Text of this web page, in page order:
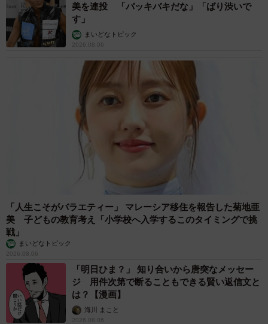
美を連投 「バッキバキだな」「ばり渋いで
す」
まいどなトピック
2026.08.06
「人生こそがバラエティー」 マレーシア移住を報告した菊地亜
美 子どもの教育考え「小学校へ入学するこのタイミングで挑
戦」
まいどなトピック
2026.08.06
「明日ひま？」 知り合いから唐突なメッセー
ジ 用件次第で断ることもできる賢い返信文と
は？【漫画】
海川 まこと
2026.08.06